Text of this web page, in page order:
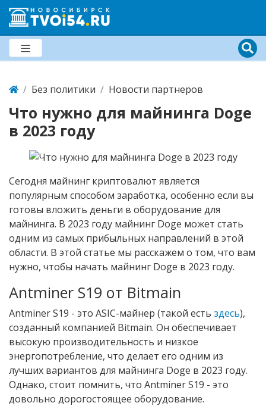
Без политики Новости партнеров
Что нужно для майнинга Doge
в 2023 году
Сегодня майнинг криптовалют является
популярным способом заработка, особенно если вы
готовы вложить деньги в оборудование для
майнинга. В 2023 году майнинг Doge может стать
одним из самых прибыльных направлений в этой
области. В этой статье мы расскажем о том, что вам
нужно, чтобы начать майнинг Doge в 2023 году.
Antminer S19 от Bitmain
Antminer S19 - это ASIC-майнер (такой есть здесь),
созданный компанией Bitmain. Он обеспечивает
высокую производительность и низкое
энергопотребление, что делает его одним из
лучших вариантов для майнинга Doge в 2023 году.
Однако, стоит помнить, что Antminer S19 - это
довольно дорогостоящее оборудование.